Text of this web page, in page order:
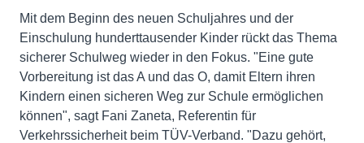
Mit dem Beginn des neuen Schuljahres und der
Einschulung hunderttausender Kinder rückt das Thema
sicherer Schulweg wieder in den Fokus. "Eine gute
Vorbereitung ist das A und das O, damit Eltern ihren
Kindern einen sicheren Weg zur Schule ermöglichen
können", sagt Fani Zaneta, Referentin für
Verkehrssicherheit beim TÜV-Verband. "Dazu gehört,